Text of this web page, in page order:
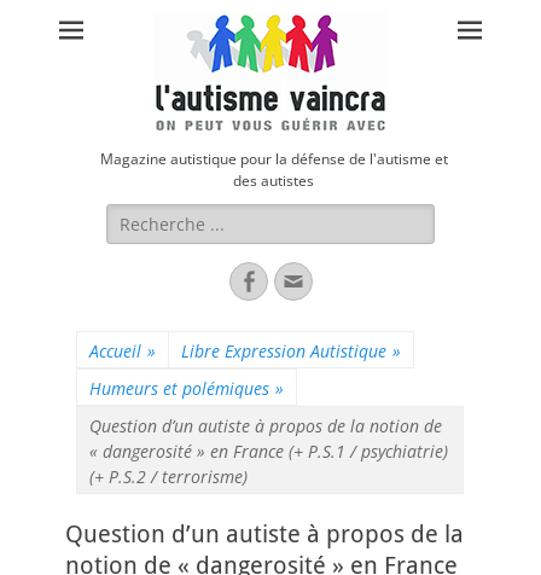
Magazine autistique pour la défense de l'autisme et
des autistes
Rechercher :
FacebookAdresse
de
Accueil » Libre Expression Autistique »
Humeurs et polémiques »
Question d’un autiste à propos de la notion de
« dangerosité » en France (+ P.S.1 / psychiatrie)
(+ P.S.2 / terrorisme)
Question d’un autiste à propos de la
notion de « dangerosité » en France